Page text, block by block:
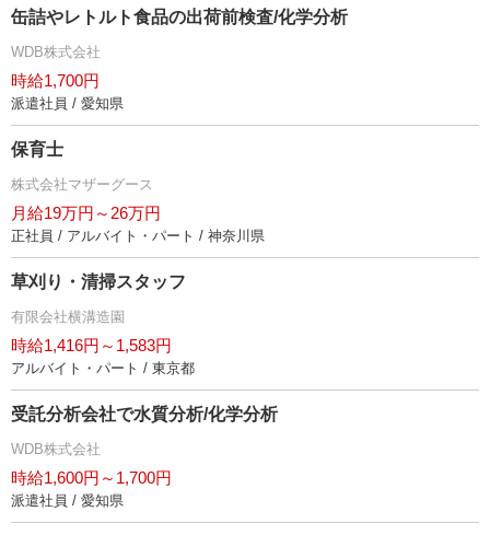
缶詰やレトルト食品の出荷前検査/化学分析
WDB株式会社
時給1,700円
派遣社員 / 愛知県
保育士
株式会社マザーグース
月給19万円～26万円
正社員 / アルバイト・パート / 神奈川県
草刈り・清掃スタッフ
有限会社横溝造園
時給1,416円～1,583円
アルバイト・パート / 東京都
受託分析会社で水質分析/化学分析
WDB株式会社
時給1,600円～1,700円
派遣社員 / 愛知県